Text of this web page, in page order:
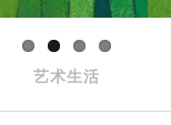
艺术生活